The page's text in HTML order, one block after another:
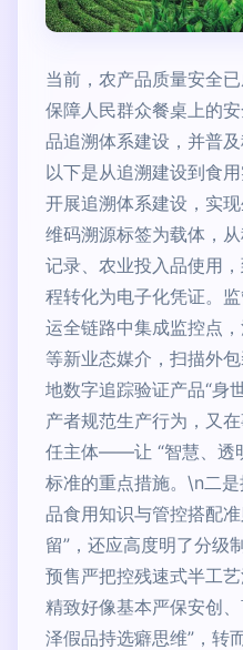
当前，农产品质量安全
保障人民群众餐桌上的
品追溯体系建设，并普
以下是从追溯建设到食
开展追溯体系建设，实
维码溯源标签为载体，
记录、农业投入品使用
程转化为电子化凭证。
运全链路中集成监控点
等新业态媒介，扫描外
地数字追踪验证产品“身
产者规范生产行为，又
任主体——让 “智慧、透
标准的重点措施。\n二
品食用知识与管控搭配
留”，还应高度明了分级
预售严把控残速式半工
精致好像基本严保安创
泽假品持选癖思维”，转